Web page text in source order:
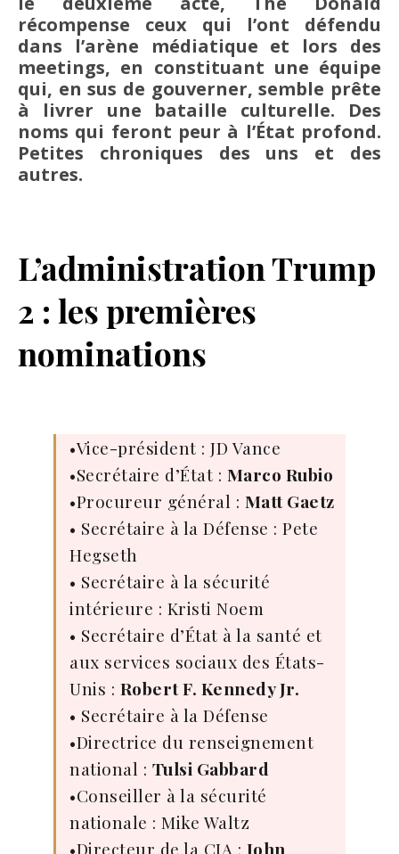
récompense ceux qui l’ont défendu
dans l’arène médiatique et lors des
meetings, en constituant une équipe
qui, en sus de gouverner, semble prête
à livrer une bataille culturelle. Des
noms qui feront peur à l’État profond.
Petites chroniques des uns et des
autres.
L’administration Trump
2 : les premières
nominations
•Vice-président : JD Vance
•Secrétaire d’État : Marco Rubio
•Procureur général : Matt Gaetz
• Secrétaire à la Défense : Pete
Hegseth
• Secrétaire à la sécurité
intérieure : Kristi Noem
• Secrétaire d’État à la santé et
aux services sociaux des États-
Unis : Robert F. Kennedy Jr.
• Secrétaire à la Défense
•Directrice du renseignement
national : Tulsi Gabbard
•Conseiller à la sécurité
nationale : Mike Waltz
•Directeur de la CIA : John